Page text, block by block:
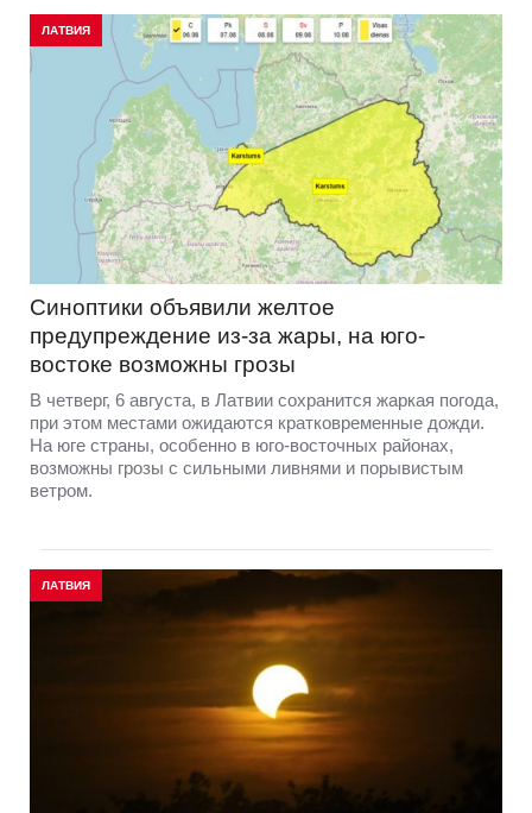
ЛАТВИЯ
Синоптики объявили желтое
предупреждение из-за жары, на юго-
востоке возможны грозы
В четверг, 6 августа, в Латвии сохранится жаркая погода,
при этом местами ожидаются кратковременные дожди.
На юге страны, особенно в юго-восточных районах,
возможны грозы с сильными ливнями и порывистым
ветром.
ЛАТВИЯ